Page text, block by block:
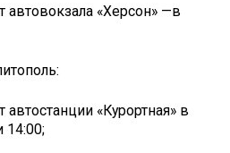
автовокзала «Херсон» —в
«Курортная» в
14:00;